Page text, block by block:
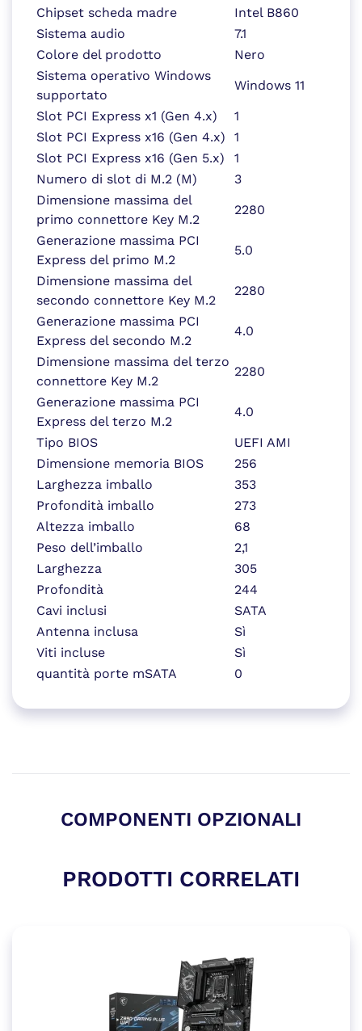
Chipset scheda madre
Intel B860
Sistema audio
7.1
Colore del prodotto
Nero
Sistema operativo Windows
supportato
Windows 11
Slot PCI Express x1 (Gen 4.x)
1
Slot PCI Express x16 (Gen 4.x)
1
Slot PCI Express x16 (Gen 5.x)
1
Numero di slot di M.2 (M)
3
Dimensione massima del
primo connettore Key M.2
2280
Generazione massima PCI
Express del primo M.2
5.0
Dimensione massima del
secondo connettore Key M.2
2280
Generazione massima PCI
Express del secondo M.2
4.0
Dimensione massima del terzo
connettore Key M.2
2280
Generazione massima PCI
Express del terzo M.2
4.0
Tipo BIOS
UEFI AMI
Dimensione memoria BIOS
256
Larghezza imballo
353
Profondità imballo
273
Altezza imballo
68
Peso dell’imballo
2,1
Larghezza
305
Profondità
244
Cavi inclusi
SATA
Antenna inclusa
Sì
Viti incluse
Sì
quantità porte mSATA
0
COMPONENTI OPZIONALI
PRODOTTI CORRELATI